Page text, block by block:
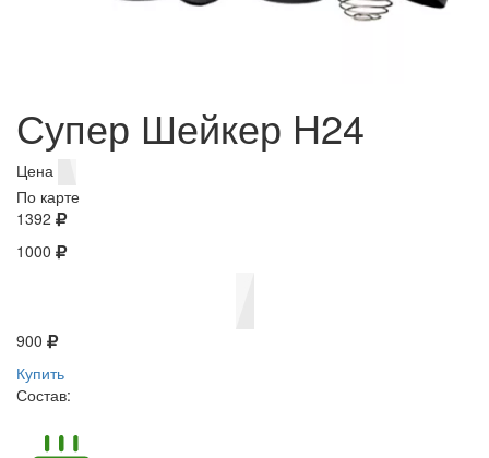
Супер Шейкер H24
Цена
По карте
1392
1000
900
Купить
Состав: